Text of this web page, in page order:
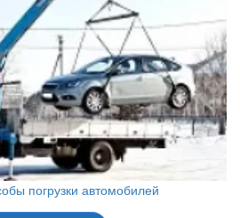
погрузки автомобилей